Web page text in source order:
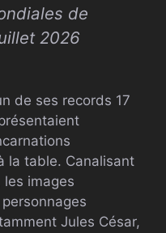
de
2026
de ses records 17
la table. Canalisant
les images
Jules César,